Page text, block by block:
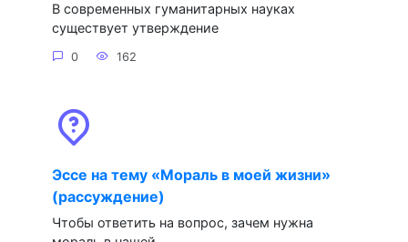
В современных гуманитарных науках
существует утверждение
0 162
Эссе на тему «Мораль в моей жизни»
(рассуждение)
Чтобы ответить на вопрос, зачем нужна